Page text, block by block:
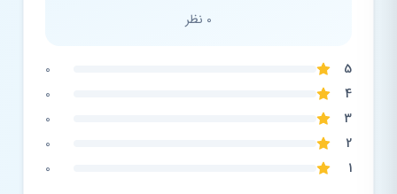
0 نظر
5
0
4
0
3
0
2
0
1
0